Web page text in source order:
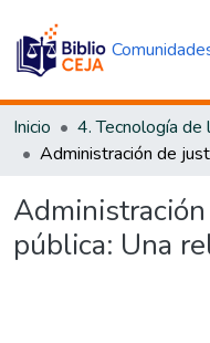
Inicio
pública: Una